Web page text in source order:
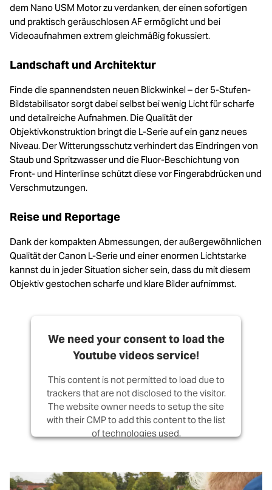
dem Nano USM Motor zu verdanken, der einen sofortigen
und praktisch geräuschlosen AF ermöglicht und bei
Videoaufnahmen extrem gleichmäßig fokussiert.
Landschaft und Architektur
Finde die spannendsten neuen Blickwinkel – der 5-Stufen-
Bildstabilisator sorgt dabei selbst bei wenig Licht für scharfe
und detailreiche Aufnahmen. Die Qualität der
Objektivkonstruktion bringt die L-Serie auf ein ganz neues
Niveau. Der Witterungsschutz verhindert das Eindringen von
Staub und Spritzwasser und die Fluor-Beschichtung von
Front- und Hinterlinse schützt diese vor Fingerabdrücken und
Verschmutzungen.
Reise und Reportage
Dank der kompakten Abmessungen, der außergewöhnlichen
Qualität der Canon L-Serie und einer enormen Lichtstarke
kannst du in jeder Situation sicher sein, dass du mit diesem
Objektiv gestochen scharfe und klare Bilder aufnimmst.
We need your consent to load the
Youtube videos service!
This content is not permitted to load due to
trackers that are not disclosed to the visitor.
The website owner needs to setup the site
with their CMP to add this content to the list
of technologies used.